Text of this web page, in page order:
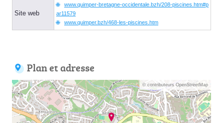
Site web
www.quimper-bretagne-occidentale.bzh/208-piscines.htm#p
ar11579
www.quimper.bzh/468-les-piscines.htm
Plan et adresse
© contributeurs OpenStreetMap